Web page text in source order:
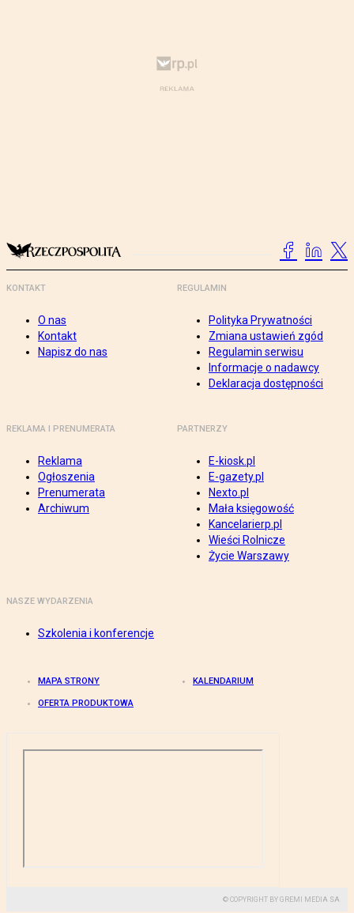
KONTAKT
O nas
Kontakt
Napisz do nas
REGULAMIN
Polityka Prywatności
Zmiana ustawień zgód
Regulamin serwisu
Informacje o nadawcy
Deklaracja dostępności
REKLAMA I PRENUMERATA
Reklama
Ogłoszenia
Prenumerata
Archiwum
PARTNERZY
E-kiosk.pl
E-gazety.pl
Nexto.pl
Mała księgowość
Kancelarierp.pl
Wieści Rolnicze
Życie Warszawy
NASZE WYDARZENIA
Szkolenia i konferencje
MAPA STRONY KALENDARIUM
OFERTA PRODUKTOWA
© COPYRIGHT BY GREMI MEDIA SA